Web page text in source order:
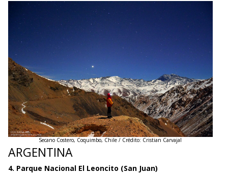
Secano Costero, Coquimbo, Chile / Crédito: Cristian Carvajal
ARGENTINA
4. Parque Nacional El Leoncito (San Juan)